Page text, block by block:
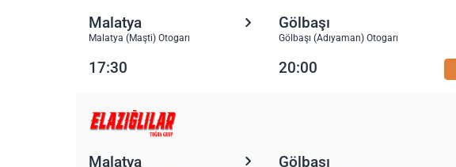
Malatya
Malatya (Maşti) Otogarı
Gölbaşı
Gölbaşı (Adıyaman) Otogarı
17:30 20:00
Malatya Gölbaşı